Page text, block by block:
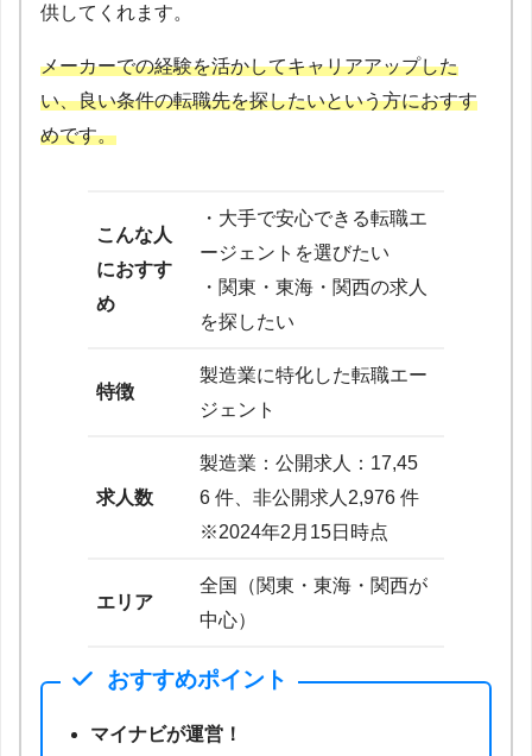
供してくれます。
メーカーでの経験を活かしてキャリアアップした
い、良い条件の転職先を探したいという方におすす
めです。
こんな人
におすす
め
・大手で安心できる転職エ
ージェントを選びたい
・関東・東海・関西の求人
を探したい
特徴
製造業に特化した転職エー
ジェント
求人数
製造業：公開求人：17,45
6 件、非公開求人2,976 件
※2024年2月15日時点
エリア
全国（関東・東海・関西が
中心）
おすすめポイント
マイナビが運営！